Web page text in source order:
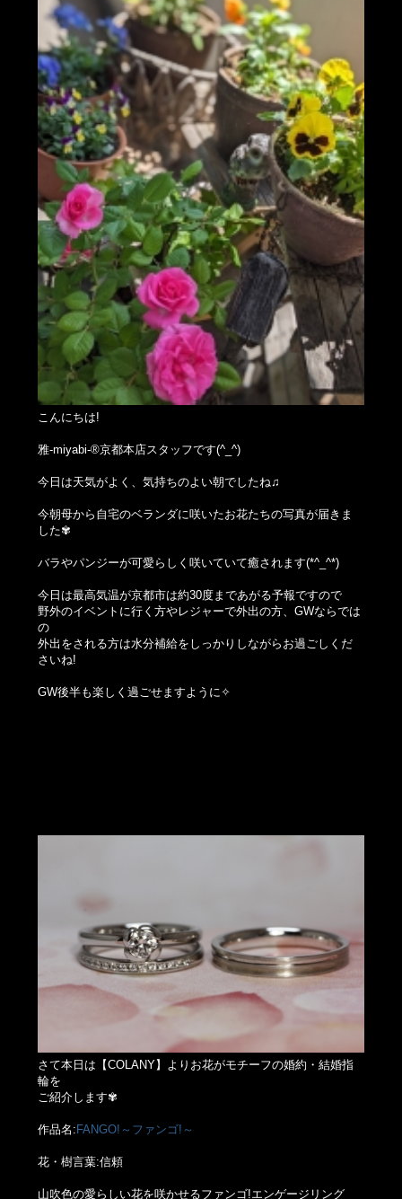
こんにちは!
雅-miyabi-®京都本店スタッフです(^_^)
今日は天気がよく、気持ちのよい朝でしたね♫
今朝母から自宅のベランダに咲いたお花たちの写真が届きま
した✾
バラやパンジーが可愛らしく咲いていて癒されます(*^_^*)
今日は最高気温が京都市は約30度まであがる予報ですので
野外のイベントに行く方やレジャーで外出の方、GWならでは
の
外出をされる方は水分補給をしっかりしながらお過ごしくだ
さいね!
GW後半も楽しく過ごせますように✧
さて本日は【COLANY】よりお花がモチーフの婚約・結婚指
輪を
ご紹介します✾
作品名: FANGO!～ファンゴ!～
花・樹言葉:信頼
山吹色の愛らしい花を咲かせるファンゴ!エンゲージリング